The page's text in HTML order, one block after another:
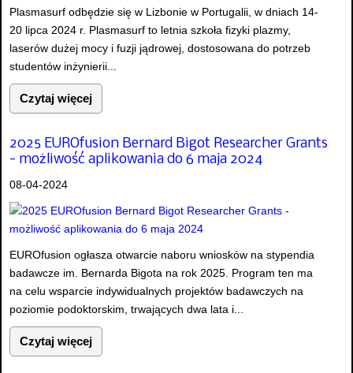
Plasmasurf odbędzie się w Lizbonie w Portugalii, w dniach 14-
20 lipca 2024 r. Plasmasurf to letnia szkoła fizyki plazmy,
laserów dużej mocy i fuzji jądrowej, dostosowana do potrzeb
studentów inżynierii...
Czytaj więcej
2025 EUROfusion Bernard Bigot Researcher Grants
- możliwość aplikowania do 6 maja 2024
08-04-2024
EUROfusion ogłasza otwarcie naboru wniosków na stypendia
badawcze im. Bernarda Bigota na rok 2025. Program ten ma
na celu wsparcie indywidualnych projektów badawczych na
poziomie podoktorskim, trwających dwa lata i...
Czytaj więcej